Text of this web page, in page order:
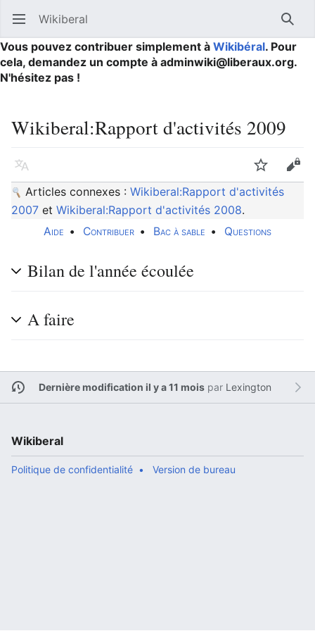
Ouvrir le menu principal Wikiberal
Vous pouvez contribuer simplement à Wikibéral. Pour
cela, demandez un compte à adminwiki@liberaux.org.
N'hésitez pas !
Wikiberal:Rapport d'activités 2009
Langue Suivre
Articles connexes : Wikiberal:Rapport d'activités
2007 et Wikiberal:Rapport d'activités 2008.
Aide • Contribuer • Bac à sable • Questions
Bilan de l'année écoulée
A faire
Dernière modification il y a 11 moispar Lexington
Wikiberal
Politique de confidentialité Version de bureau